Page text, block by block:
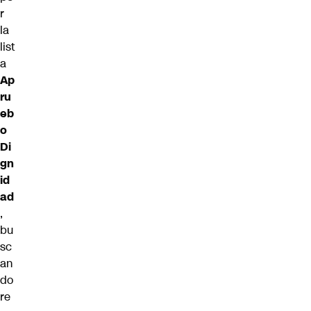
r
la
list
a
Ap
ru
eb
o
Di
gn
id
ad
,
bu
sc
an
do
re